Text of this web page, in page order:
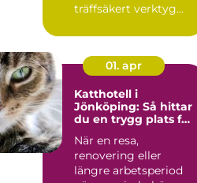
träffsäkert verktyg
01. apr
Katthotell i
Jönköping: Så hittar
du en trygg plats för
När en resa,
renovering eller
längre arbetsperiod